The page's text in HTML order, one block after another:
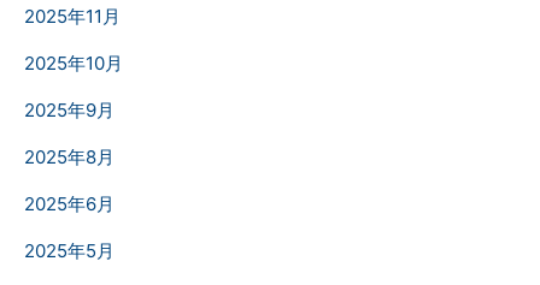
2025年11月
2025年10月
2025年9月
2025年8月
2025年6月
2025年5月